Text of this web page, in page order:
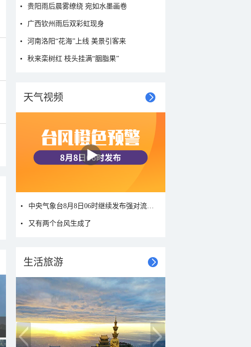
贵阳雨后晨雾缭绕 宛如水墨画卷
广西钦州雨后双彩虹现身
河南洛阳“花海”上线 美景引客来
秋来栾树红 枝头挂满“胭脂果”
天气视频
又有两个台风生成了
生活旅游